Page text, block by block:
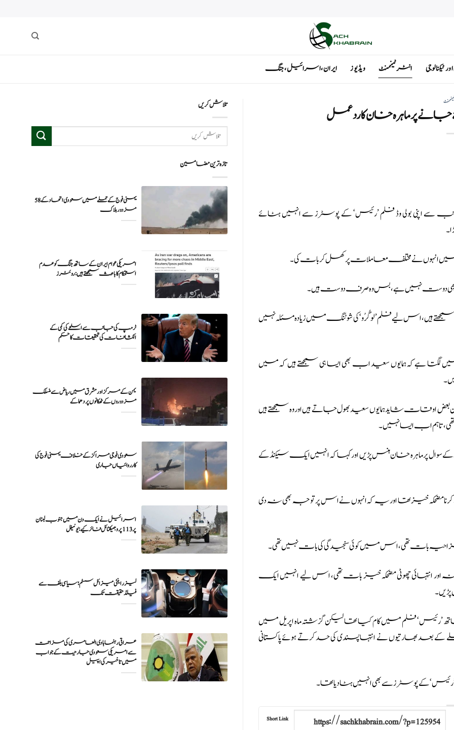
انٹرٹینمنٹ ویڈیوز ایران ، اسرائیل ، جنگ
پر ماہرہ خان کا رد عمل
سے اپنی بولی وڈ فلم ’رئیس‘ کے پوسٹرز سے انہیں ہٹائے
انہوں نے مختلف معاملات پر کھل کر بات کی۔
اچھی دوست نہیں ہے، بس وہ صرف دوست ہیں۔
ہیں، اس لیے فلم ’لو گُرُو‘ کی شوٹنگ میں زیادہ مسئلہ نہیں
ہے کہ ہمایوں سعید اب بھی ایسا ہی سمجھتے ہیں کہ میں
شاید ہمایوں سعید بھول جاتے ہیں اور وہ سمجھتے ہیں
تاہم اب ایسا نہیں۔
سوال پر ماہرہ خان ہنس پڑیں اور کہا کہ انہیں ایک سیکنڈ کے
مضحکہ خیز تھا اور یہ کہ انہوں نے اس پر توجہ بھی نہ دی
مزاحیہ بات تھی، اس میں کوئی سنجیدگی کی بات نہیں تھی۔
اور انتہائی چھوٹی مضحکہ خیز بات تھی، اس لیے انہیں ایک
رخ خان کے ساتھ ’رئیس‘ فلم میں کام کیا تھا لیکن گزشتہ ماہ اپریل میں
بعد بھارتیوں نے انتہاپسندی کی حد کرتے ہوئے پاکستانی
Short Link
تلاش کریں
تازہ ترین مضامین
یمنی فوج کے حملے میں سعودی اتحاد کے 58
مزدور ہلاک
امریکی عوام ایران کے ساتھ جنگ کو عدم
ٹرمپ کی جانب سے اسلحے کی کمی کے
انکشافات کی تحقیقات کا حکم
یمن کے مرکز اور مشرق میں ریاض سے منسلک
مزدوروں کے ٹھکانوں پر دھماکے
سعودی فوجی مراکز کے خلاف یمنی فوج کی
اسرائیل نے ایک دن میں جنوب لبنان
پر 113 پروجیکٹائل فائر کیے: یونیفل
لیزر اینٹی میزائل سسٹم؛ سیاسی بلف سے
فیلڈ حقیقت تک
عراقی رہنما ہادی العامری کی مزاحمت
سے امریکی سعودی جارحیت کے جواب
میں تاخیر کی اپیل